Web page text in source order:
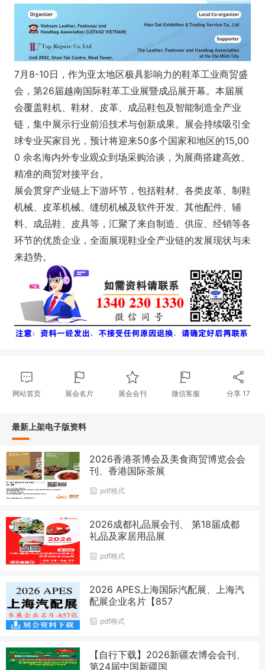
7月8-10日，作为亚太地区极具影响力的鞋革工业商贸盛
会，第26届越南国际鞋革工业展暨成品展开幕。本届展
会覆盖鞋机、鞋材、皮革、成品鞋包及智能制造全产业
链，集中展示行业前沿技术与创新成果。展会持续吸引全
球专业买家目光，预计将迎来50多个国家和地区的15,00
0 余名海内外专业观众到场采购洽谈，为展商搭建高效、
精准的商贸对接平台。
展会贯穿产业链上下游环节，包括鞋材、各类皮革、制鞋
机械、皮革机械、缝纫机械及软件开发、其他配件、辅
料、成品鞋、皮具等，汇聚了来自制造、供应、经销等各
环节的优质企业，全面展现鞋业全产业链的发展现状与未
来趋势。
网站首页 展会名片 展会会刊 微信客服 分享17
最新上架电子版资料
2026香港茶博会及美食商贸博览会会
刊、香港国际茶展
pdf格式
2026成都礼品展会刊、 第18届成都
礼品及家居用品展
pdf格式
2026 APES上海国际汽配展、上海汽
配展企业名片【857
pdf格式
【自行下载】2026新疆农博会会刊、
第24届中国新疆国